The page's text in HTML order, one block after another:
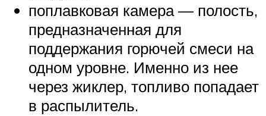
поплавковая камера — полость,
предназначенная для
поддержания горючей смеси на
одном уровне. Именно из нее
через жиклер, топливо попадает
в распылитель.